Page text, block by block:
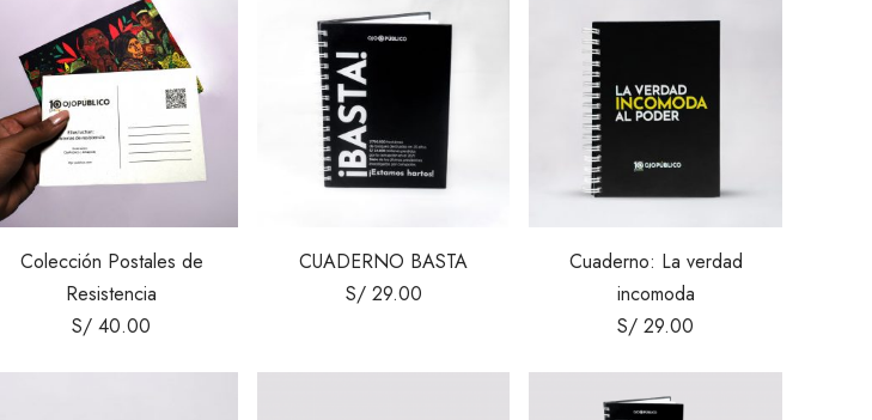
Colección Postales de
Resistencia
S/ 40.00
CUADERNO BASTA
S/29.00
Cuaderno: La verdad
incomoda
S/ 29.00